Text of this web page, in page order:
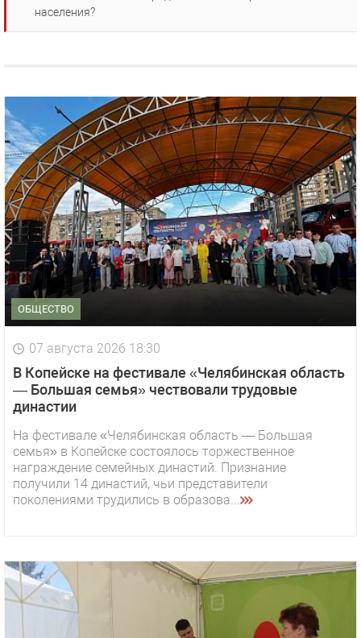
населения?
ОБЩЕСТВО
07 августа 2026 18:30
В Копейске на фестивале «Челябинская область
— Большая семья» чествовали трудовые
династии
На фестивале «Челябинская область — Большая
семья» в Копейске состоялось торжественное
награждение семейных династий. Признание
получили 14 династий, чьи представители
поколениями трудились в образова...